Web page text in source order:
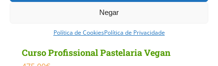
Negar
Política de CookiesPolítica de Privacidade
Curso Profissional Pastelaria Vegan